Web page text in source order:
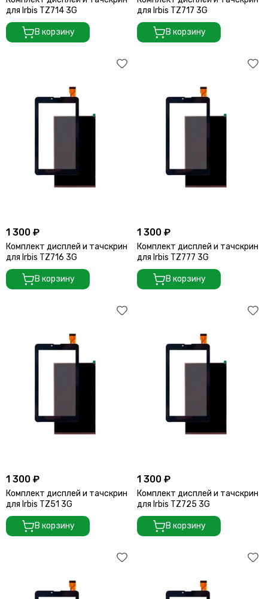
для Irbis TZ714 3G
В корзину
для Irbis TZ717 3G
В корзину
1 300 ₽
Комплект дисплей и тачскрин
для Irbis TZ716 3G
В корзину
1 300 ₽
Комплект дисплей и тачскрин
для Irbis TZ777 3G
В корзину
1 300 ₽
Комплект дисплей и тачскрин
для Irbis TZ51 3G
В корзину
1 300 ₽
Комплект дисплей и тачскрин
для Irbis TZ725 3G
В корзину